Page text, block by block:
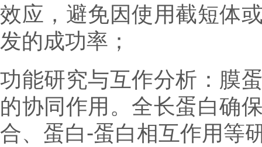
效应，避免因使用截短体
发的成功率；
功能研究与互作分析：膜
的协同作用。全长蛋白确
合、蛋白-蛋白相互作用等